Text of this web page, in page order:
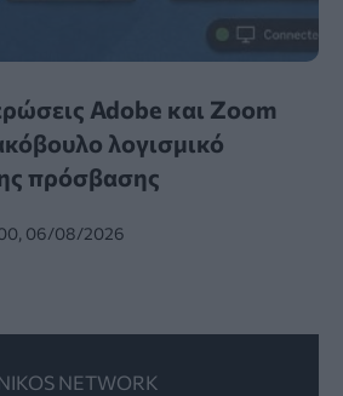
Adobe και Zoom
λογισμικό
πρόσβασης
06/08/2026
NETWORK